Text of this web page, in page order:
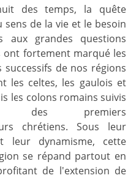
des temps, la quête
sens de la vie et le besoin
aux grandes questions
ont fortement marqué les
successifs de nos régions
les celtes, les gaulois et
les colons romains suivis
des premiers
chrétiens. Sous leur
leur dynamisme, cette
se répand partout en
de l'extension de